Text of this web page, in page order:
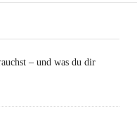
– und was du dir